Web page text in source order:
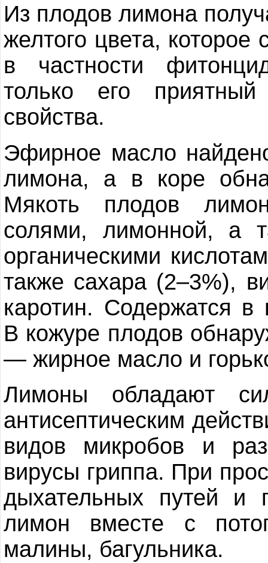
Из плодов лимона
желтого цвета,
в частности
только его
свойства.
Эфирное масло
лимона, а в коре
Мякоть плодов
солями, лимонной, а
органическими
также сахара (2–3%),
каротин. Содержатся
В кожуре плодов
— жирное масло и
Лимоны обладают
антисептическим
видов микробов и
вирусы гриппа. При
дыхательных путей и
лимон вместе с
малины, багульника.